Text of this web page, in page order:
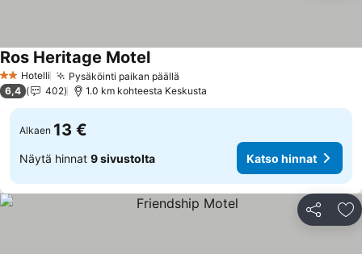
2 Tähtiluokitus
Hotelli Pysäköinti paikan päällä
Ros Heritage MotelKatso hinnat
6,4 402 1.0 km kohteesta Keskusta
Alkaen 13 €
Näytä hinnat 9 sivustolta Katso hinnat
Jaa